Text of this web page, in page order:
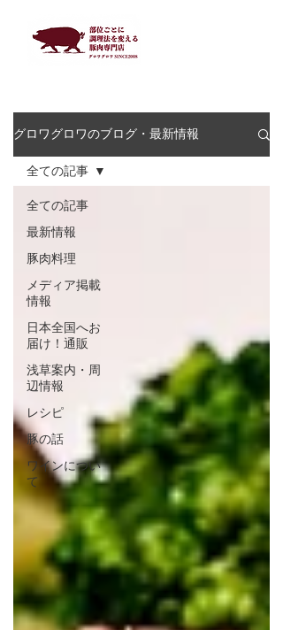
グロワグロワのブログ・最新情報
全ての記事
最新情報
豚肉料理
メディア掲載
情報
日本全国へお
届け！通販
浅草案内・周
辺情報
レシピ
豚の話
ワインについ
て
全ての記事